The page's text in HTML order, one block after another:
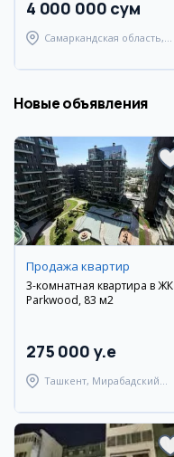
4 000 000 сум
Самаркандская область,
Новые объявления
Продажа квартир
3-комнатная квартира в ЖК
Parkwood, 83 м2
275 000 y.e
Ташкент, Мирабадский